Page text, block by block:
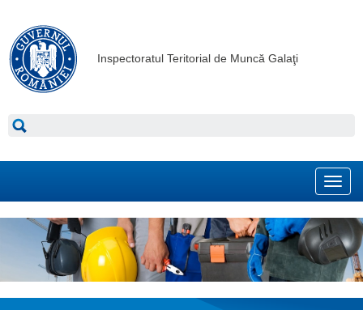
Inspectoratul Teritorial de Muncă Galaţi